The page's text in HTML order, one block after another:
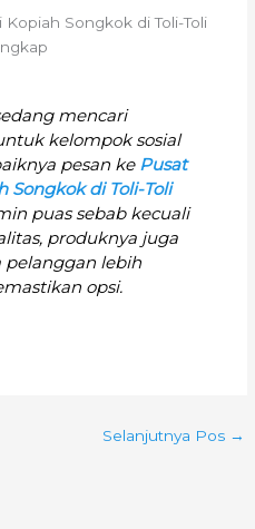
mencari
kelompok sosial
pesan ke Pusat
Songkok di Toli-Toli
puas sebab kecuali
produknya juga
lebih
opsi.
Selanjutnya Pos →